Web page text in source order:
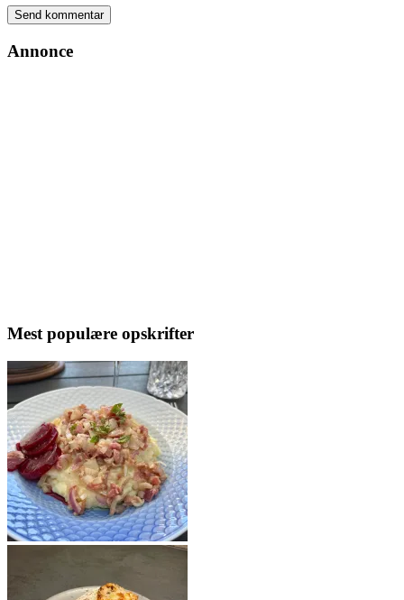
Annonce
Mest populære opskrifter